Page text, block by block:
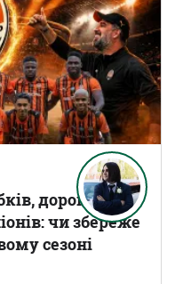
дорогі
чи збереже
сезоні